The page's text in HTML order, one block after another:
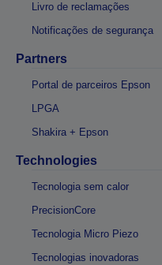
Livro de reclamações
Notificações de segurança
Partners
Portal de parceiros Epson
LPGA
Shakira + Epson
Technologies
Tecnologia sem calor
PrecisionCore
Tecnologia Micro Piezo
Tecnologias inovadoras